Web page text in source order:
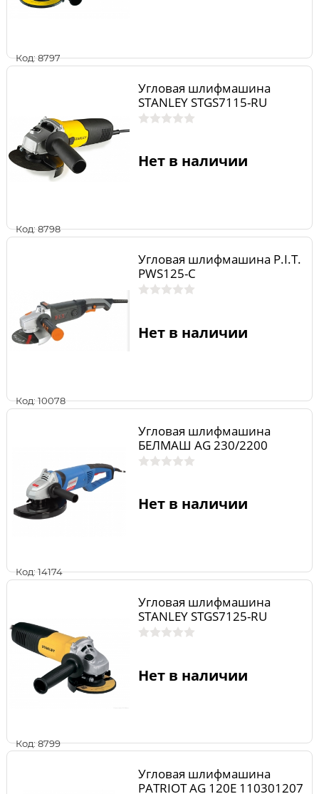
Код: 8797
Код: 8798
Угловая шлифмашина
STANLEY STGS7115-RU
Нет в наличии
Код: 10078
Угловая шлифмашина P.I.T.
РWS125-C
Нет в наличии
Код: 14174
Угловая шлифмашина
БЕЛМАШ AG 230/2200
Нет в наличии
Код: 8799
Угловая шлифмашина
STANLEY STGS7125-RU
Нет в наличии
Угловая шлифмашина
PATRIOT AG 120E 110301207